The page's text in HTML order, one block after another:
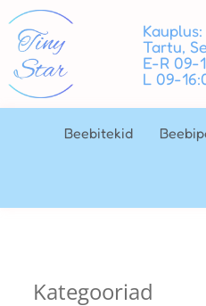
Kauplus:
Tartu,
E-R 09-
L 09-
Beebitekid